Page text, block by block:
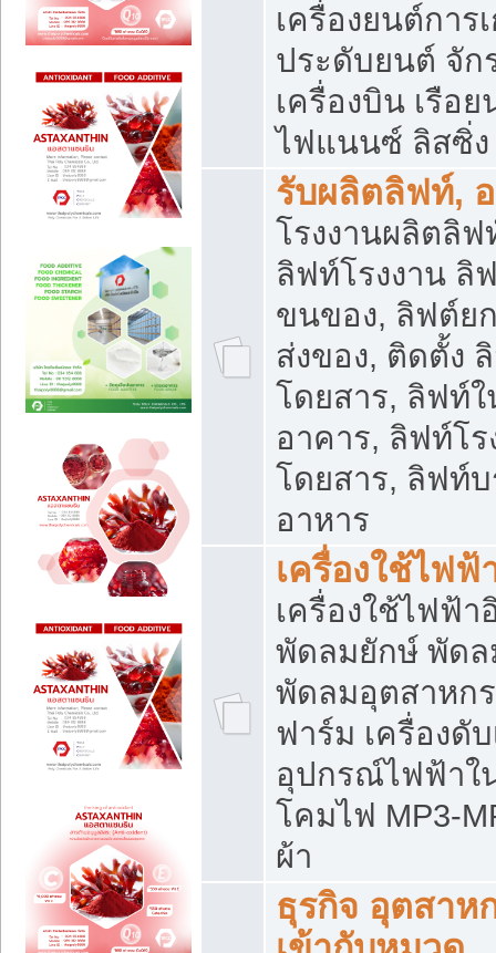
เครื่องยนต์การ
ประดับยนต์ จัก
เครื่องบิน เรือ
ไฟแนนซ์ ลิสซิ่ง
รับผลิตลิฟท์,
โรงงานผลิตลิ
ลิฟท์โรงงาน ลิ
ขนของ, ลิฟต์ย
ส่งของ, ติดตั้ง
โดยสาร, ลิฟท์
อาคาร, ลิฟท์โ
โดยสาร, ลิฟท์
อาหาร
เครื่องใช้ไฟฟ้
เครื่องใช้ไฟฟ้า
พัดลมยักษ์ พัด
พัดลมอุตสาหก
ฟาร์ม เครื่องดั
อุปกรณ์ไฟฟ้าใ
โคมไฟ MP3-
ผ้า
ธุรกิจ อุตสาห